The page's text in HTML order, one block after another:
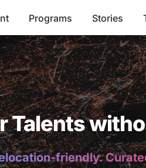
Programs Stories
Talents
friendly.